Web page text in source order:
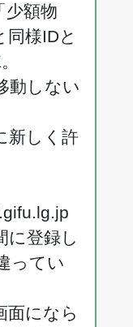
少額物
同様IDと
動しない
新しく許
に登録し
ってい
面になら